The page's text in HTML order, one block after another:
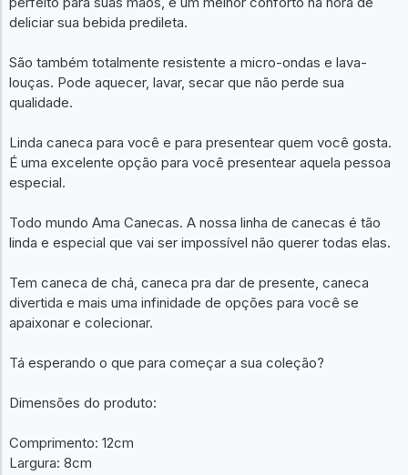
deliciar sua bebida predileta.
São também totalmente resistente a micro-ondas e lava-
louças. Pode aquecer, lavar, secar que não perde sua
qualidade.
Linda caneca para você e para presentear quem você gosta.
É uma excelente opção para você presentear aquela pessoa
especial.
Todo mundo Ama Canecas. A nossa linha de canecas é tão
linda e especial que vai ser impossível não querer todas elas.
Tem caneca de chá, caneca pra dar de presente, caneca
divertida e mais uma infinidade de opções para você se
apaixonar e colecionar.
Tá esperando o que para começar a sua coleção?
Dimensões do produto:
Comprimento: 12cm
Largura: 8cm